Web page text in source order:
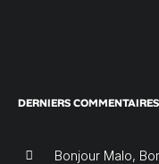
DERNIERS COMMENTAIRES
Bonjour Malo,